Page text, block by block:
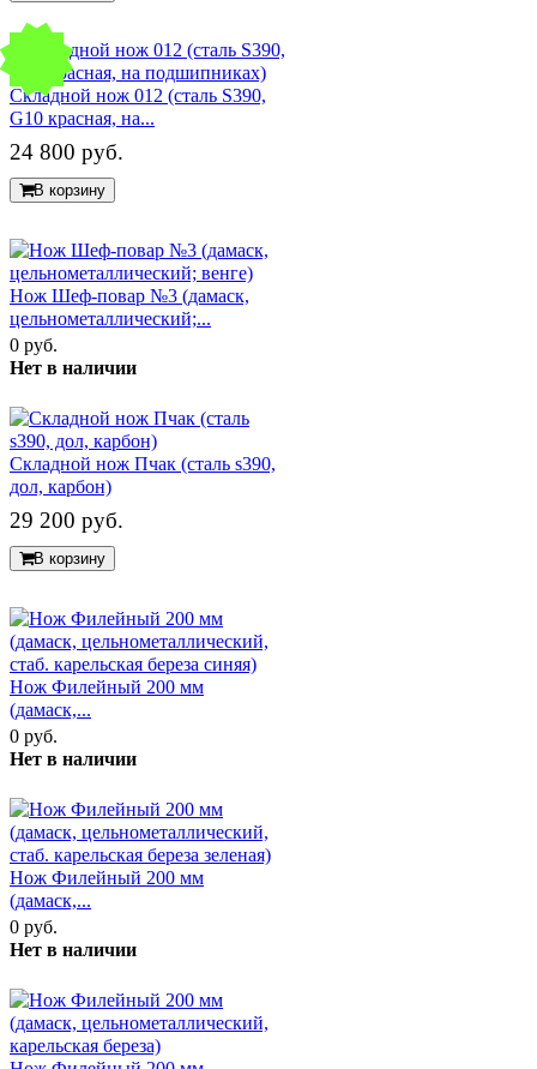
Складной нож 012 (сталь S390,
G10 красная, на...
24 800 руб.
В корзину
Нож Шеф-повар №3 (дамаск,
цельнометаллический;...
0 руб.
Нет в наличии
Складной нож Пчак (сталь s390,
дол, карбон)
29 200 руб.
В корзину
Нож Филейный 200 мм
(дамаск,...
0 руб.
Нет в наличии
Нож Филейный 200 мм
(дамаск,...
0 руб.
Нет в наличии